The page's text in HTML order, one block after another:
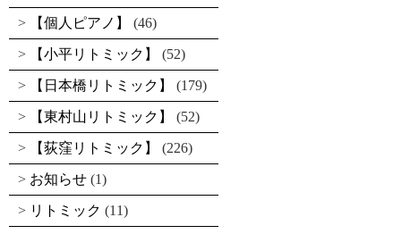
【個人ピアノ】 (46)
【小平リトミック】 (52)
【日本橋リトミック】 (179)
【東村山リトミック】 (52)
【荻窪リトミック】 (226)
お知らせ (1)
リトミック (11)